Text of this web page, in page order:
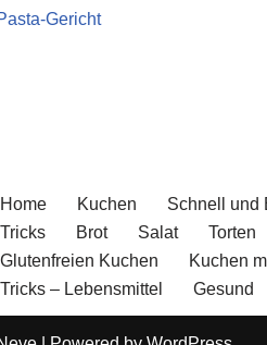
Gericht
Home Kuchen
Schnell und
Tricks
Brot Salat
Torten
Glutenfreien Kuchen
Kuchen
Tricks – Lebensmittel
Gesund